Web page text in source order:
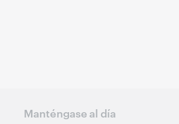
Manténgase al día